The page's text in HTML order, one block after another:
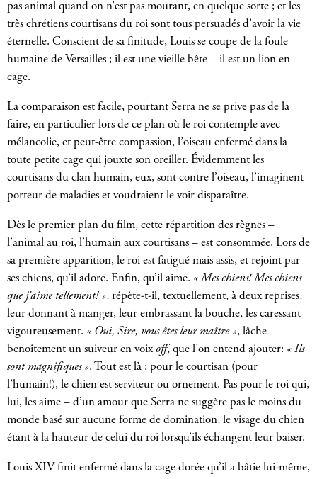
pas animal quand on n’est pas mourant, en quelque sorte ; et les
très chrétiens courtisans du roi sont tous persuadés d’avoir la vie
éternelle. Conscient de sa finitude, Louis se coupe de la foule
humaine de Versailles ; il est une vieille bête – il est un lion en
cage.
La comparaison est facile, pourtant Serra ne se prive pas de la
faire, en particulier lors de ce plan où le roi contemple avec
mélancolie, et peut-être compassion, l’oiseau enfermé dans la
toute petite cage qui jouxte son oreiller. Évidemment les
courtisans du clan humain, eux, sont contre l’oiseau, l’imaginent
porteur de maladies et voudraient le voir disparaître.
Dès le premier plan du film, cette répartition des règnes –
l’animal au roi, l’humain aux courtisans – est consommée. Lors de
sa première apparition, le roi est fatigué mais assis, et rejoint par
ses chiens, qu’il adore. Enfin, qu’il aime. « Mes chiens! Mes chiens
que j’aime tellement! », répète-t-il, textuellement, à deux reprises,
leur donnant à manger, leur embrassant la bouche, les caressant
vigoureusement. « Oui, Sire, vous êtes leur maître », lâche
benoîtement un suiveur en voixoff, que l’on entend ajouter: « Ils
sont magnifiques ». Tout est là : pour le courtisan (pour
l’humain!), le chien est serviteur ou ornement. Pas pour le roi qui,
lui, les aime – d’un amour que Serra ne suggère pas le moins du
monde basé sur aucune forme de domination, le visage du chien
étant à la hauteur de celui du roi lorsqu’ils échangent leur baiser.
Louis XIV finit enfermé dans la cage dorée qu’il a bâtie lui-même,